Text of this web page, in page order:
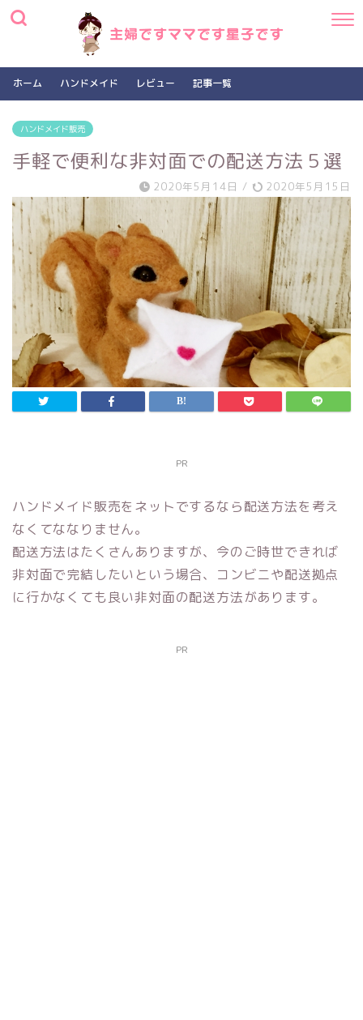
ホーム ハンドメイド レビュー 記事一覧
ハンドメイド販売
手軽で便利な非対面での配送方法５選
2020年5月14日 / 2020年5月15日
PR
ハンドメイド販売をネットでするなら配送方法を考え
なくてななりません。
配送方法はたくさんありますが、今のご時世できれば
非対面で完結したいという場合、コンビニや配送拠点
に行かなくても良い非対面の配送方法があります。
PR